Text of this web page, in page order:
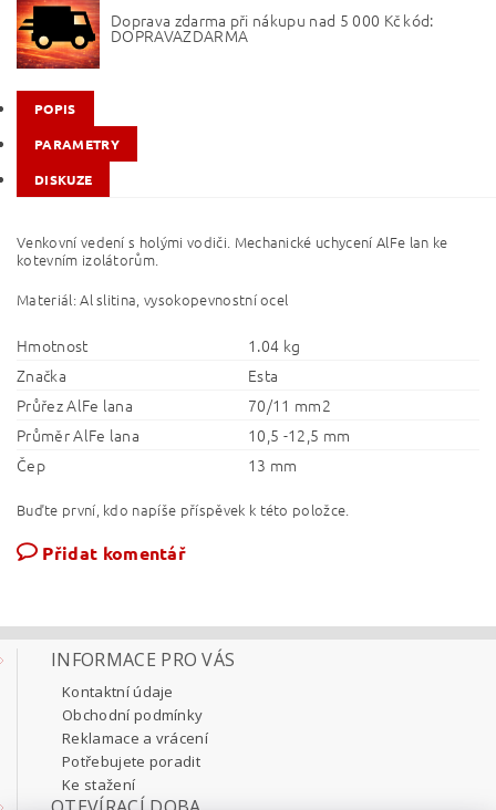
Doprava zdarma při nákupu nad 5 000 Kč kód:
DOPRAVAZDARMA
POPIS
PARAMETRY
DISKUZE
Venkovní vedení s holými vodiči. Mechanické uchycení AlFe lan ke
kotevním izolátorům.
Materiál: Al slitina, vysokopevnostní ocel
Hmotnost
1.04 kg
Značka
Esta
Průřez AlFe lana
70/11 mm2
Průměr AlFe lana
10,5 -12,5 mm
Čep
13 mm
Buďte první, kdo napíše příspěvek k této položce.
Přidat komentář
INFORMACE PRO VÁS
Kontaktní údaje
Obchodní podmínky
Reklamace a vrácení
Potřebujete poradit
Ke stažení